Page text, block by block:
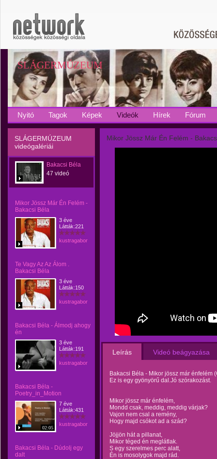
SLÁGERMÚZEUM
Nyitó Tagok Képek Videók Hírek Fórum
SLÁGERMÚZEUM
videógalériái
Bakacsi Béla
47 videó
Mikor Jössz Már Én Felém -
Bakacsi Béla
3 éve
Látták:221
kustragabor
Te Vagy Az Az Álom .
Bakacsi Béla
3 éve
Látták:150
kustragabor
Bakacsi Béla - Álmodj ahogy
én
3 éve
Látták:191
kustragabor
Bakacsi Béla -
Poetry_in_Motion
02:05
7 éve
Látták:431
kustragabor
Bakacsi Béla - Dúdolj egy
dalt
Mikor Jössz Már Én Felém -
Leírás Videó beágyazása
Bakacsi Béla - Mikor jössz már énfelém
Ez is egy gyönyörű dal.Jó szórakozást.
Mikor jössz már énfelém,
Mondd csak, meddig, meddig várjak?
Vajon nem csal a remény,
Hogy majd csókot ad a szád?
Jöjjön hát a pillanat,
Mikor téged én meglátlak.
S egy szerelmes perc alatt,
Én is mosolygok majd rád.